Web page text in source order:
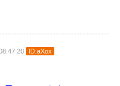
ID:aXox